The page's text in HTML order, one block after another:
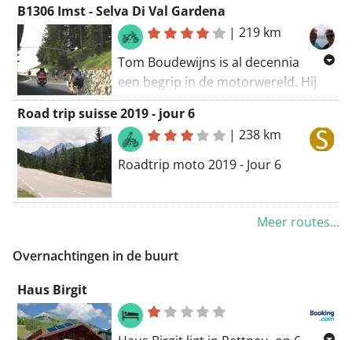
hotel Il Maniero langs de
Reschenpas, Stelvio e.a. !
B1306 Imst - Selva Di Val Gardena
|219 km
Tom Boudewijns is al decennia
een begrip in de motorwereld. Hij
maakte ontelbare ritten en boeken
over prachtige motorroutes.
Ontdek hier zijn toergidsen.
Road trip suisse 2019 - jour 6
|238 km
Roadtrip moto 2019 - Jour 6
Meer routes...
Overnachtingen in de buurt
Haus Birgit